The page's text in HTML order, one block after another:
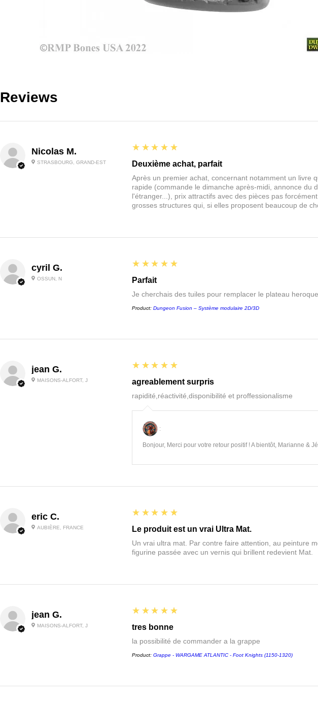
Reviews
Nicolas M.
STRASBOURG, GRAND-EST
5
★★★★★
Deuxième achat, parfait
Après un premier achat, concernant notamment un livre
rapide (commande le dimanche après-midi, annonce du
l'étranger...), prix attractifs avec des pièces pas
grosses structures qui, si elles proposent beaucoup de
cyril G.
OSSUN, N
5
★★★★★
Parfait
Je cherchais des tuiles pour remplacer le plateau
Product: Dungeon Fusion – Système modulaire 2D/3D
jean G.
MAISONS-ALFORT, J
5
★★★★★
agreablement surpris
rapidité,réactivité,disponibilité et proffessionalisme
:
Bonjour, Merci pour votre retour positif ! A bientôt, Marianne &
eric C.
AUBIÈRE, FRANCE
5
★★★★★
Le produit est un vrai Ultra Mat.
Un vrai ultra mat. Par contre faire attention, au peinture
figurine passée avec un vernis qui brillent redevient Mat.
jean G.
MAISONS-ALFORT, J
5
★★★★★
tres bonne
la possibilité de commander a la grappe
Product: Grappe - WARGAME ATLANTIC - Foot Knights (1150-1320)